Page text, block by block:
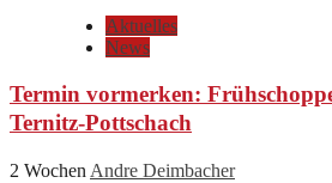
Aktuelles
News
Termin vormerken:
Ternitz-Pottschach
2 Wochen Andre Deimbacher